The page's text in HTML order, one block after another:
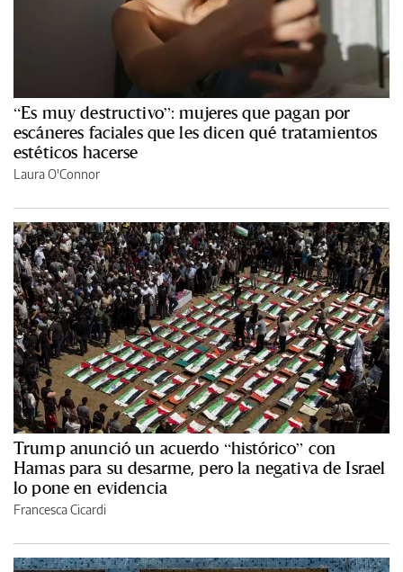
“Es muy destructivo”: mujeres que pagan por
escáneres faciales que les dicen qué tratamientos
estéticos hacerse
Laura O'Connor
Trump anunció un acuerdo “histórico” con
Hamas para su desarme, pero la negativa de Israel
lo pone en evidencia
Francesca Cicardi